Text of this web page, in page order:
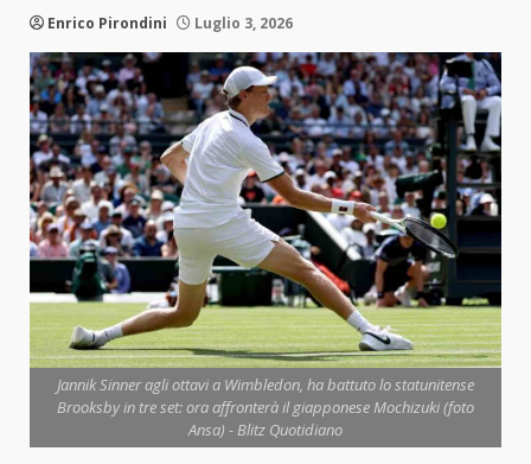
Enrico Pirondini Luglio 3, 2026
Jannik Sinner agli ottavi a Wimbledon, ha battuto lo statunitense
Brooksby in tre set: ora affronterà il giapponese Mochizuki (foto
Ansa) - Blitz Quotidiano